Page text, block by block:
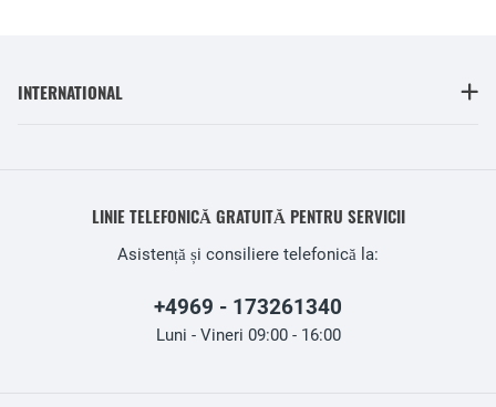
INTERNATIONAL
LINIE TELEFONICĂ GRATUITĂ PENTRU SERVICII
Asistență și consiliere telefonică la:
+4969 - 173261340
Luni - Vineri 09:00 - 16:00